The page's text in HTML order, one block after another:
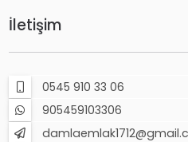
İletişim
0545 910 33 06
905459103306